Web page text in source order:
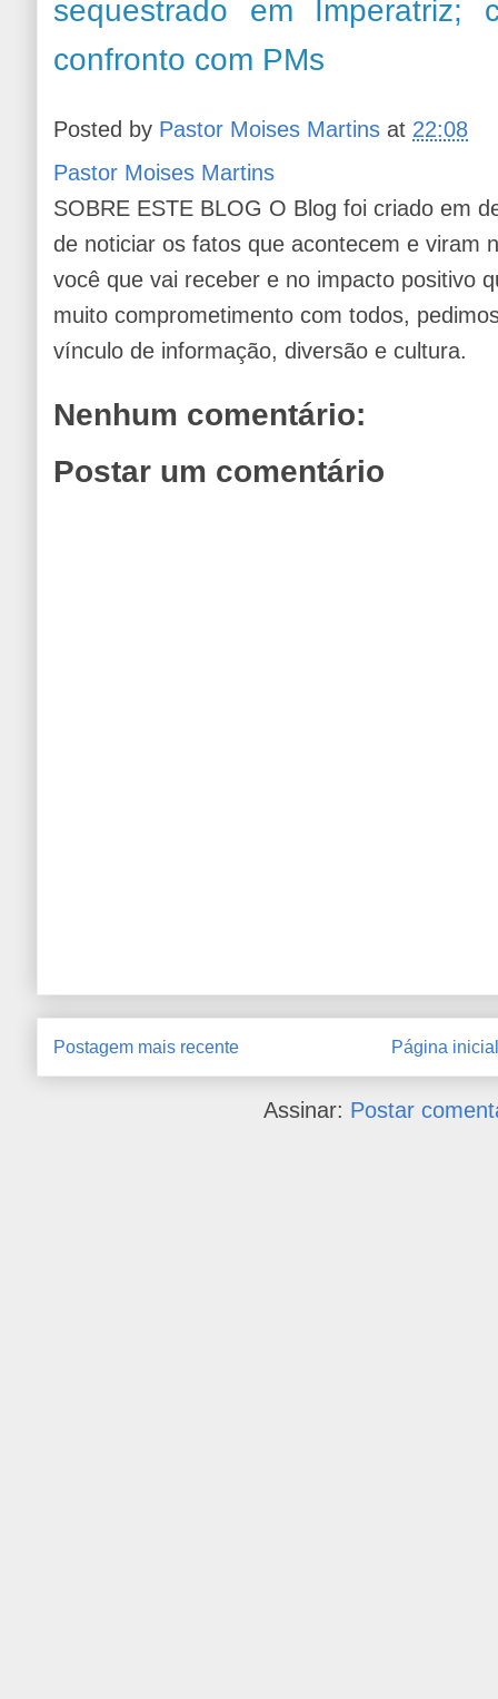
sequestrado em Imperatriz;
confronto com PMs
Posted by Pastor Moises Martins at 22:08
Pastor Moises Martins
SOBRE ESTE BLOG O Blog foi criado em
de noticiar os fatos que acontecem e viram
você que vai receber e no impacto positivo
muito comprometimento com todos,
vínculo de informação, diversão e cultura.
Nenhum comentário:
Postar um comentário
Postagem mais recente Página inicial
Assinar: Postar